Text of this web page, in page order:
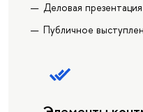
Деловая презентация
Публичное